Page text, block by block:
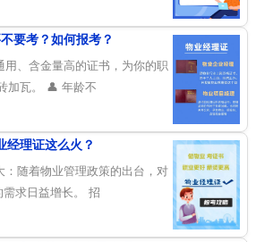
要考？如何报考？
用、含金量高的证书，为你的职
加瓦。 👤 年龄不
经理证这么火？
：随着物业管理政策的出台，对
需求日益增长。 招